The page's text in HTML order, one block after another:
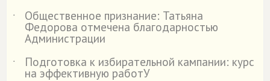
˙
Общественное признание: Татьяна
Федорова отмечена благодарностью
Администрации
˙
Подготовка к избирательной кампании: курс
на эффективную работУ